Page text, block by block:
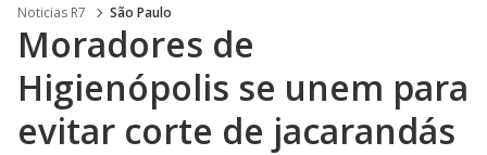
Noticias R7 São Paulo
Moradores de
Higienópolis se unem para
evitar corte de jacarandás